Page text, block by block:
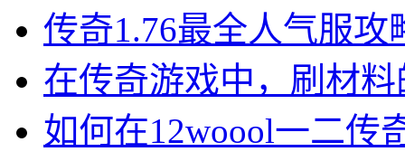
传奇1.76最全人气服攻
在传奇游戏中，刷材
如何在12woool一二传